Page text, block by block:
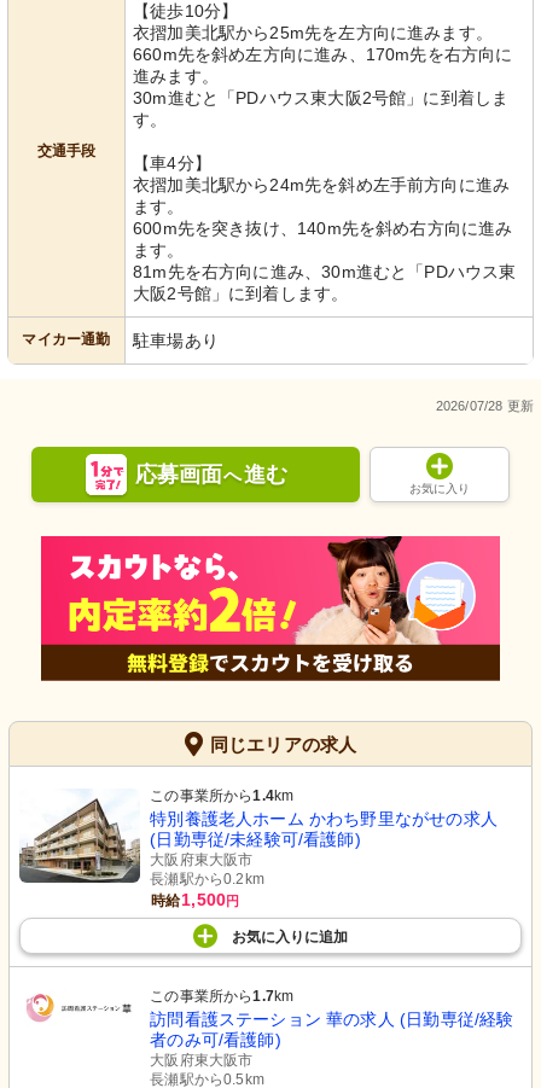
交通手段
【徒歩10分】
衣摺加美北駅から25m先を左方向に進みます。
660m先を斜め左方向に進み、170m先を右方向に
進みます。
30m進むと「PDハウス東大阪2号館」に到着しま
す。
【車4分】
衣摺加美北駅から24m先を斜め左手前方向に進み
ます。
600m先を突き抜け、140m先を斜め右方向に進み
ます。
81m先を右方向に進み、30m進むと「PDハウス東
大阪2号館」に到着します。
マイカー通勤 駐車場あり
2026/07/28 更新
応募画面へ進む
お気に入り
同じエリアの求人
この事業所から1.4km
特別養護老人ホーム かわち野里ながせの求人
(日勤専従/未経験可/看護師)
大阪府東大阪市
長瀬駅から0.2km
時給1,500円
お気に入り に追加
この事業所から1.7km
訪問看護ステーション 華の求人 (日勤専従/経験
者のみ可/看護師)
大阪府東大阪市
長瀬駅から0.5km